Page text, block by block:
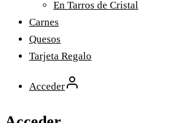
En Tarros de Cristal
Carnes
Quesos
Tarjeta Regalo
Acceder